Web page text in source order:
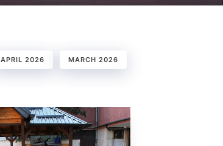
APRIL 2026 MARCH 2026